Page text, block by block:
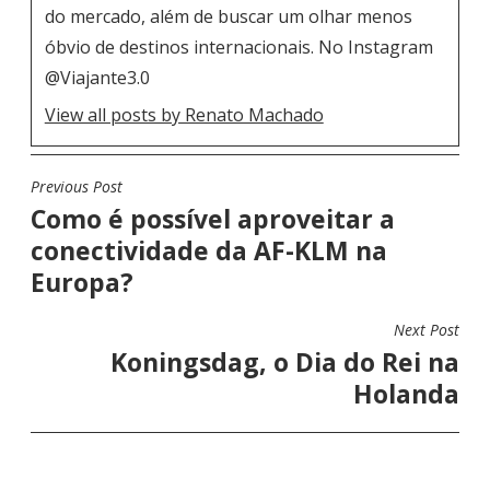
do mercado, além de buscar um olhar menos
óbvio de destinos internacionais. No Instagram
@Viajante3.0
View all posts by Renato Machado
N
A
V
E
Previous Post
Como é possível aproveitar a
conectividade da AF-KLM na
Europa?
Next Post
Koningsdag, o Dia do Rei na
Holanda